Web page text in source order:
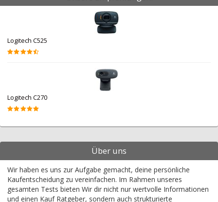
Logitech C525
Logitech C270
Über uns
Wir haben es uns zur Aufgabe gemacht, deine persönliche
Kaufentscheidung zu vereinfachen. Im Rahmen unseres
gesamten Tests bieten Wir dir nicht nur wertvolle Informationen
und einen Kauf Ratgeber, sondern auch strukturierte